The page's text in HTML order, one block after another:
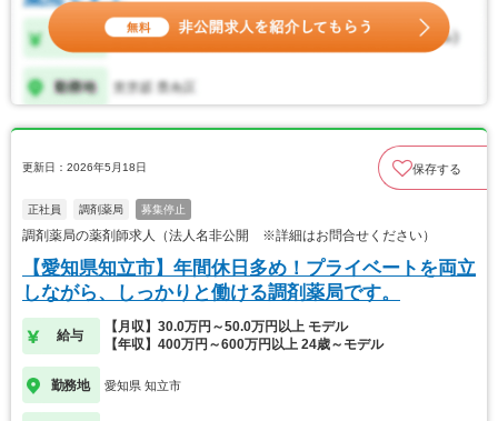
更新日：2026年5月18日 保存する
正社員 調剤薬局 募集停止
調剤薬局の薬剤師求人（法人名非公開 ※詳細はお問合せください）
【愛知県知立市】年間休日多め！プライベートを両立
しながら、しっかりと働ける調剤薬局です。
給与
【月収】30.0万円～50.0万円以上 モデル
【年収】400万円～600万円以上 24歳～モデル
勤務地 愛知県 知立市